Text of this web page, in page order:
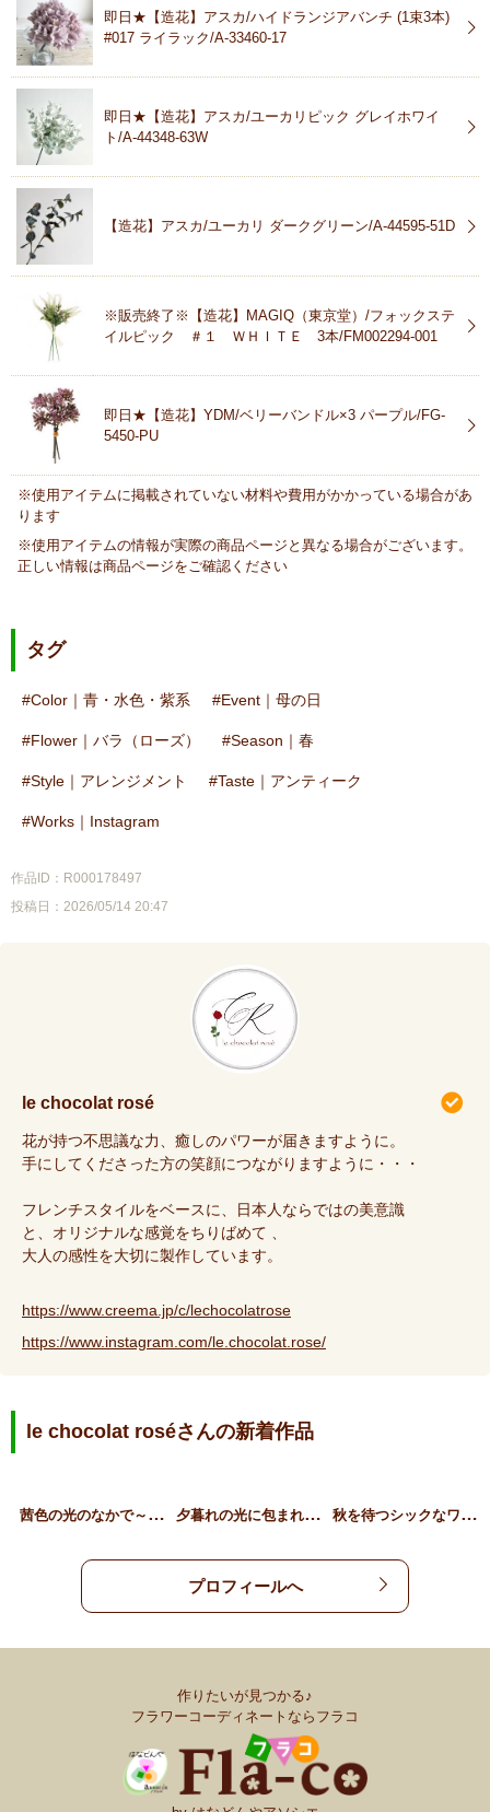
即日★【造花】アスカ/ハイドランジアバンチ (1束3本)
#017 ライラック/A-33460-17
即日★【造花】アスカ/ユーカリピック グレイホワイ
ト/A-44348-63W
【造花】アスカ/ユーカリ ダークグリーン/A-44595-51D
※販売終了※【造花】MAGIQ（東京堂）/フォックステ
イルピック ＃１ ＷＨＩＴＥ 3本/FM002294-001
即日★【造花】YDM/ベリーバンドル×3 パープル/FG-
5450-PU
※使用アイテムに掲載されていない材料や費用がかかっている場合があ
ります
※使用アイテムの情報が実際の商品ページと異なる場合がございます。
正しい情報は商品ページをご確認ください
タグ
Color｜青・水色・紫系 Event｜母の日
Flower｜バラ（ローズ） Season｜春
Style｜アレンジメント Taste｜アンティーク
Works｜Instagram
作品ID：R000178497
投稿日：2026/05/14 20:47
le chocolat rosé
花が持つ不思議な力、癒しのパワーが届きますように。
手にしてくださった方の笑顔につながりますように・・・
フレンチスタイルをベースに、日本人ならではの美意識
と、オリジナルな感覚をちりばめて 、
大人の感性を大切に製作しています。
https://www.creema.jp/c/lechocolatrose
https://www.instagram.com/le.chocolat.rose/
le chocolat roséさんの新着作品
茜
色の光のなかで～コスモス… 夕
暮れの光に包まれて～秋色… 秋
を待つシックなワインレッ…
プロフィールへ
作りたいが見つかる♪
フラワーコーディネートならフラコ